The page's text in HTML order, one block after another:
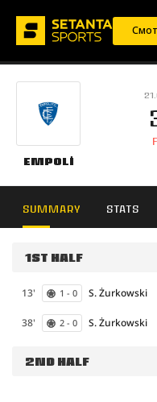
Empoli
SUMMARY STATS
1ST HALF
13' 1 - 0 S. Żurkowski
38' 2 - 0 S. Żurkowski
2ND HALF